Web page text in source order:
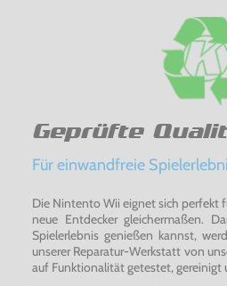
Geprüfte
Für einwandfreie
Die Nintento Wii eignet sich perfekt
neue Entdecker gleichermaßen.
Spielerlebnis genießen kannst,
unserer Reparatur-Werkstatt von
auf Funktionalität getestet, gereinigt